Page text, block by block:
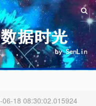
06-18 08:30:02.015924